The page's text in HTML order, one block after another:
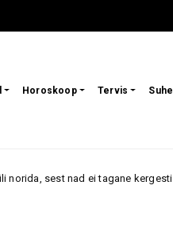
Horoskoop Tervis Suhe
ei tagane kergesti ega unusta,